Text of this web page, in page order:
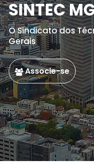
SINTEC
O Sindicato dos
Gerais
Associe-se